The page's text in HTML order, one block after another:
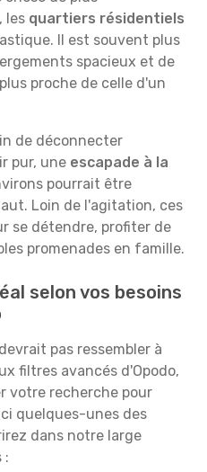
les quartiers résidentiels
Il est souvent plus
spacieux et de
proche de celle d'un
de déconnecter
pur, une escapade à la
pourrait être
Loin de l'agitation, ces
se détendre, profiter de
promenades en famille.
selon vos besoins
pas ressembler à
filtres avancés d'Opodo,
votre recherche pour
quelques-unes des
dans notre large
: